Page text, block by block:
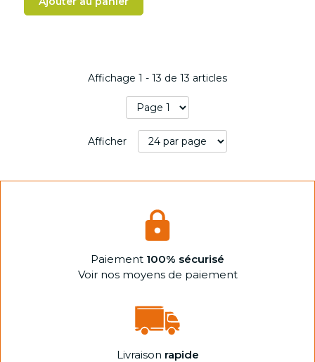
Affichage 1 - 13 de 13 articles
Afficher
Paiement 100% sécurisé
Voir nos moyens de paiement
Livraison rapide